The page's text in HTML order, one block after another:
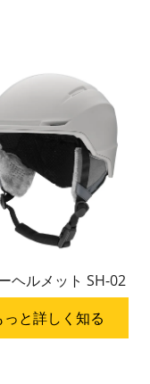
ヘルメット SH-02
っと詳しく知る